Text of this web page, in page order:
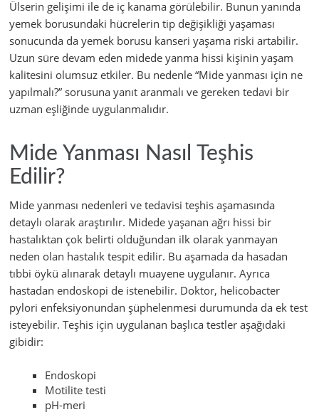
Ülserin gelişimi ile de iç kanama görülebilir. Bunun yanında
yemek borusundaki hücrelerin tip değişikliği yaşaması
sonucunda da yemek borusu kanseri yaşama riski artabilir.
Uzun süre devam eden midede yanma hissi kişinin yaşam
kalitesini olumsuz etkiler. Bu nedenle “Mide yanması için ne
yapılmalı?” sorusuna yanıt aranmalı ve gereken tedavi bir
uzman eşliğinde uygulanmalıdır.
Mide Yanması Nasıl Teşhis
Edilir?
Mide yanması nedenleri ve tedavisi teşhis aşamasında
detaylı olarak araştırılır. Midede yaşanan ağrı hissi bir
hastalıktan çok belirti olduğundan ilk olarak yanmayan
neden olan hastalık tespit edilir. Bu aşamada da hasadan
tıbbi öykü alınarak detaylı muayene uygulanır. Ayrıca
hastadan endoskopi de istenebilir. Doktor, helicobacter
pylori enfeksiyonundan şüphelenmesi durumunda da ek test
isteyebilir. Teşhis için uygulanan başlıca testler aşağıdaki
gibidir:
Endoskopi
Motilite testi
pH-meri